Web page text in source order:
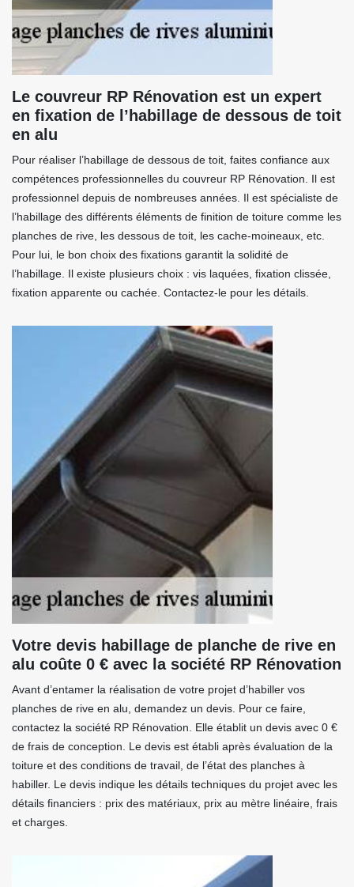
Le couvreur RP Rénovation est un expert
en fixation de l’habillage de dessous de toit
en alu
Pour réaliser l’habillage de dessous de toit, faites confiance aux
compétences professionnelles du couvreur RP Rénovation. Il est
professionnel depuis de nombreuses années. Il est spécialiste de
l’habillage des différents éléments de finition de toiture comme les
planches de rive, les dessous de toit, les cache-moineaux, etc.
Pour lui, le bon choix des fixations garantit la solidité de
l’habillage. Il existe plusieurs choix : vis laquées, fixation clissée,
fixation apparente ou cachée. Contactez-le pour les détails.
Votre devis habillage de planche de rive en
alu coûte 0 € avec la société RP Rénovation
Avant d’entamer la réalisation de votre projet d’habiller vos
planches de rive en alu, demandez un devis. Pour ce faire,
contactez la société RP Rénovation. Elle établit un devis avec 0 €
de frais de conception. Le devis est établi après évaluation de la
toiture et des conditions de travail, de l’état des planches à
habiller. Le devis indique les détails techniques du projet avec les
détails financiers : prix des matériaux, prix au mètre linéaire, frais
et charges.